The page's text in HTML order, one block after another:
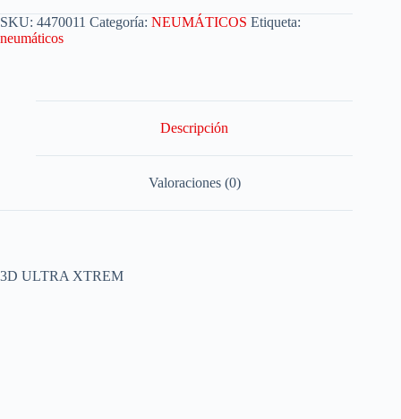
SKU: 4470011 Categoría: NEUMÁTICOS Etiqueta:
neumáticos
Descripción
Valoraciones (0)
3D ULTRA XTREM